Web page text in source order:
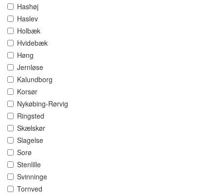
Hashøj
Haslev
Holbæk
Hvidebæk
Høng
Jernløse
Kalundborg
Korsør
Nykøbing-Rørvig
Ringsted
Skælskør
Slagelse
Sorø
Stenlille
Svinninge
Tornved